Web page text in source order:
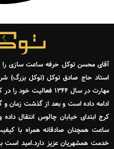
استاد حاج صادق توکل (توکل بزرگ)
مهارت در سال ۱۳۴۴
ادامه داده است و بعد از گذشت زمان
کرج ابتدای خیابان چالوس انتقال
ساعت همچنان صادقانه همراه با
خدمت همشهریان عزیز دارد.امید است